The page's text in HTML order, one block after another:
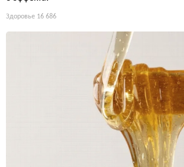
Здоровье 16 686